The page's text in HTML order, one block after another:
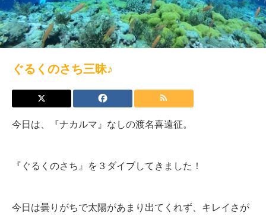
ぐるくのさち三昧♪
今日は、『ナカルマ』なしの渡名喜遠征。
『ぐるくのさち』を３ダイブしてきました！
今日は曇りがちで太陽があまり出てくれず、キレイさが